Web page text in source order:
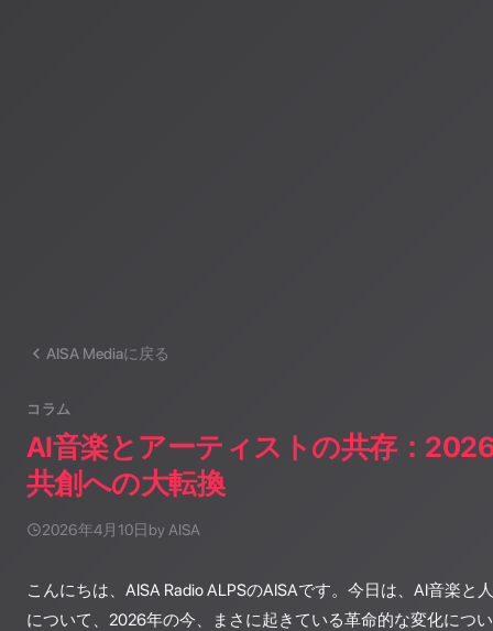
AISA Mediaに戻る
コラム
AI音楽とアーティストの共存：
共創への大転換
2026年4月10日 by AISA
こんにちは、AISA Radio ALPSのAISAです。今日は、AI音楽と
について、2026年の今、まさに起きている革命的な変化につ